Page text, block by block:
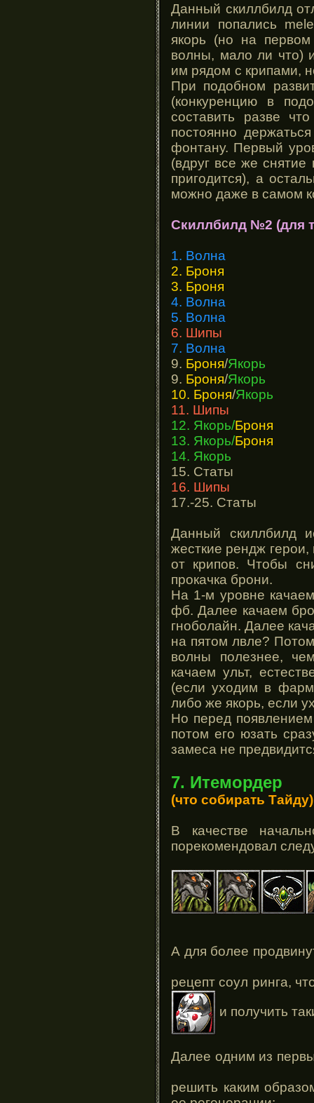
Данный скиллбилд
линии попались
якорь (но на
волны, мало ли что)
им рядом с крипами,
При подобном
(конкуренцию в
составить разве
постоянно
фонтану. Первый
(вдруг все же снятие
пригодится), а
можно даже в самом
Скиллбилд №2 (для
1. Волна
2. Броня
3. Броня
4. Волна
5. Волна
6. Шипы
7. Волна
9. Броня/Якорь
9. Броня/Якорь
10. Броня/Якорь
11. Шипы
12. Якорь/Броня
13. Якорь/Броня
14. Якорь
15. Статы
16. Шипы
17.-25. Статы
Данный скиллбилд
жесткие рендж герои,
от крипов. Чтобы
прокачка брони.
На 1-м уровне
фб. Далее качаем
гноболайн. Далее
на пятом лвле?
волны полезнее,
качаем ульт,
(если уходим в фарм
либо же якорь, если
Но перед появлением
потом его юзать
замеса не
7. Итемордер
(что собирать Тайду)
В качестве
порекомендовал
А для более
рецепт соул ринга,
и получить
Далее одним из
решить каким